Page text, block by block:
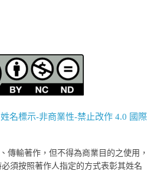
名標示-非商業性-禁止改作 4.0 國際
傳輸著作，但不得為商業目的之使用，
須按照著作人指定的方式表彰其姓名